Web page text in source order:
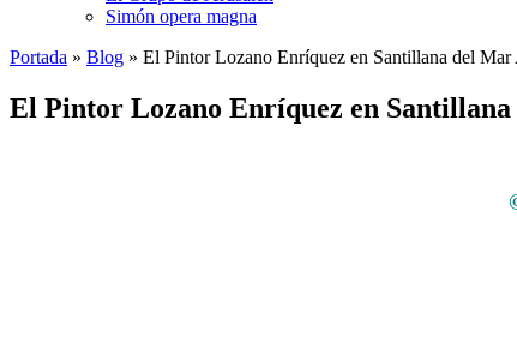
Simón opera magna
Portada » Blog » El Pintor Lozano Enríquez en Santillana del Mar
El Pintor Lozano Enríquez en Santillana